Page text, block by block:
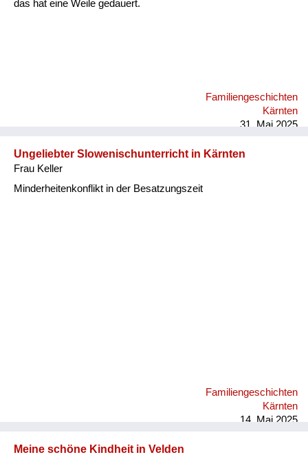
das hat eine Weile gedauert.
Familiengeschichten
Kärnten
31. Mai 2025
Ungeliebter Slowenischunterricht in Kärnten
Frau Keller
Minderheitenkonflikt in der Besatzungszeit
Familiengeschichten
Kärnten
14. Mai 2025
Meine schöne Kindheit in Velden